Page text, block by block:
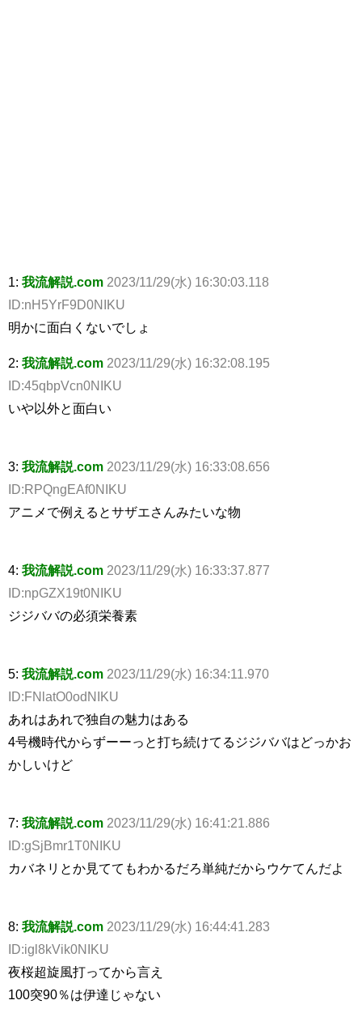
1: 我流解説.com 2023/11/29(水) 16:30:03.118
ID:nH5YrF9D0NIKU
明かに面白くないでしょ
2: 我流解説.com 2023/11/29(水) 16:32:08.195
ID:45qbpVcn0NIKU
いや以外と面白い
3: 我流解説.com 2023/11/29(水) 16:33:08.656
ID:RPQngEAf0NIKU
アニメで例えるとサザエさんみたいな物
4: 我流解説.com 2023/11/29(水) 16:33:37.877
ID:npGZX19t0NIKU
ジジババの必須栄養素
5: 我流解説.com 2023/11/29(水) 16:34:11.970
ID:FNlatO0odNIKU
あれはあれで独自の魅力はある
4号機時代からずーーっと打ち続けてるジジババはどっかお
かしいけど
7: 我流解説.com 2023/11/29(水) 16:41:21.886
ID:gSjBmr1T0NIKU
カバネリとか見ててもわかるだろ単純だからウケてんだよ
8: 我流解説.com 2023/11/29(水) 16:44:41.283
ID:igl8kVik0NIKU
夜桜超旋風打ってから言え
100突90％は伊達じゃない